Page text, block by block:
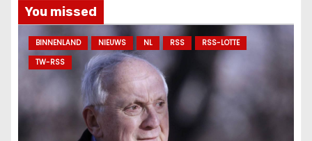
You missed
BINNENLAND NIEUWS NL RSS
RSS-LOTTE
TW-RSS